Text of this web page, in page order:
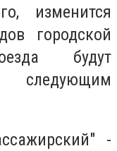
изменится
городской
будут
-